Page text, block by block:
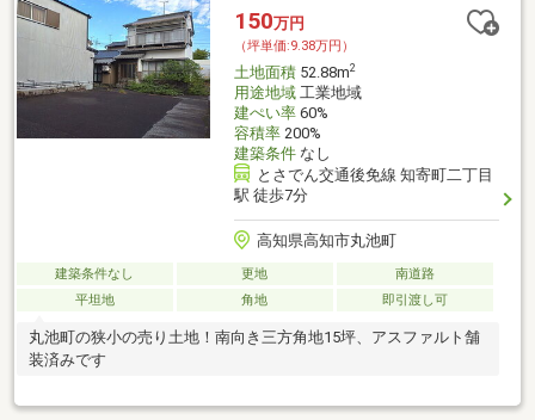
が近く、日常の買い出しに便利な店舗が近隣に揃っています。車
がなくても生活しやすい環境が整っています。一般住宅を建てる
には十分な広さがあります。
150万円
（坪単価:9.38万円）
土地面積52.88m2
用途地域工業地域
建ぺい率60%
容積率200%
建築条件なし
とさでん交通後免線 知寄町二丁目
駅 徒歩7分
高知県高知市丸池町
建築条件なし 更地
南道路
平坦地
角地 即引渡し可
丸池町の狭小の売り土地！南向き三方角地15坪、アスファルト舗
装済みです